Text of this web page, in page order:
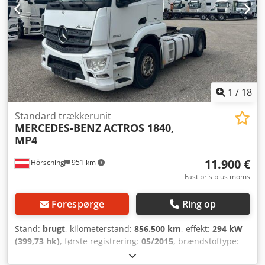
vinduer, fartpilot | Automatgear, EURO6, klimaanlæg,
oliefyr | Sædevarme | Køleskab | Dæk foraksel
385/55R22,5 | Dæk bagaksel 315/70R22,5 |
Indtastningsfejl, ændringer og mellemsalg forbeholdes.
Codpezkkn Dsfx Aavsrf
1 / 18
Hörsching 951 km
Standard trækkerunit
MERCEDES-BENZACTROS 1840,
MP4
11.900 €
Fast pris plus moms
Forespørge Ring op
Stand: brugt, kilometerstand: 856.500 km, effekt: 294 kW
(399,73 hk), første registrering: 05/2015, brændstoftype:
, samlet vægt: